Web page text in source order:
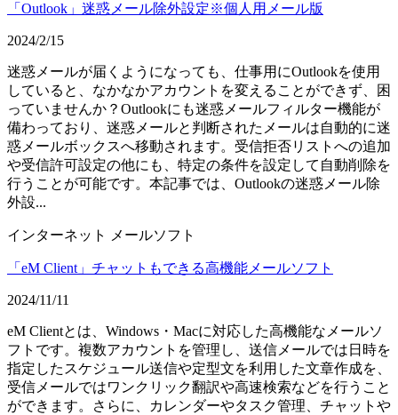
「Outlook」迷惑メール除外設定※個人用メール版
2024/2/15
迷惑メールが届くようになっても、仕事用にOutlookを使用
していると、なかなかアカウントを変えることができず、困
っていませんか？Outlookにも迷惑メールフィルター機能が
備わっており、迷惑メールと判断されたメールは自動的に迷
惑メールボックスへ移動されます。受信拒否リストへの追加
や受信許可設定の他にも、特定の条件を設定して自動削除を
行うことが可能です。本記事では、Outlookの迷惑メール除
外設...
インターネット メールソフト
「eM Client」チャットもできる高機能メールソフト
2024/11/11
eM Clientとは、Windows・Macに対応した高機能なメールソ
フトです。複数アカウントを管理し、送信メールでは日時を
指定したスケジュール送信や定型文を利用した文章作成を、
受信メールではワンクリック翻訳や高速検索などを行うこと
ができます。さらに、カレンダーやタスク管理、チャットや